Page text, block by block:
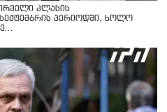
კლასის
პერიოდში, ხოლო